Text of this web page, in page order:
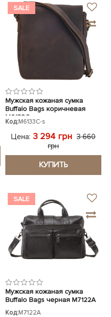
SALE
Мужская кожаная сумка
Buffalo Bags коричневая
M6133C
Код:M6133C-s
Цена: 3 294 грн 3 660
грн
КУПИТЬ
SALE
Мужская кожаная сумка
Buffalo Bags черная M7122A
Код:M7122A